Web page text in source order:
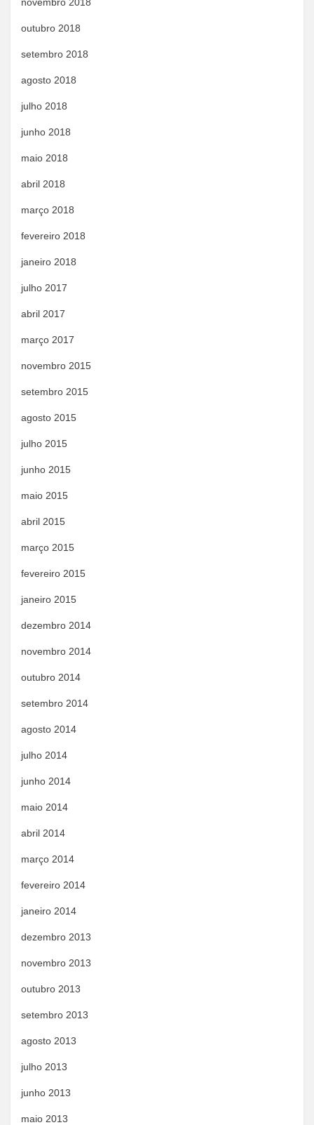
outubro 2018
setembro 2018
agosto 2018
julho 2018
junho 2018
maio 2018
abril 2018
março 2018
fevereiro 2018
janeiro 2018
julho 2017
abril 2017
março 2017
novembro 2015
setembro 2015
agosto 2015
julho 2015
junho 2015
maio 2015
abril 2015
março 2015
fevereiro 2015
janeiro 2015
dezembro 2014
novembro 2014
outubro 2014
setembro 2014
agosto 2014
julho 2014
junho 2014
maio 2014
abril 2014
março 2014
fevereiro 2014
janeiro 2014
dezembro 2013
novembro 2013
outubro 2013
setembro 2013
agosto 2013
julho 2013
junho 2013
maio 2013